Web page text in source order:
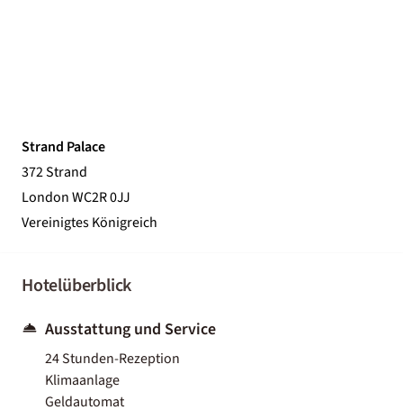
Strand Palace
372 Strand
London WC2R 0JJ
Vereinigtes Königreich
Hotelüberblick
Ausstattung und Service
24 Stunden-Rezeption
Klimaanlage
Geldautomat